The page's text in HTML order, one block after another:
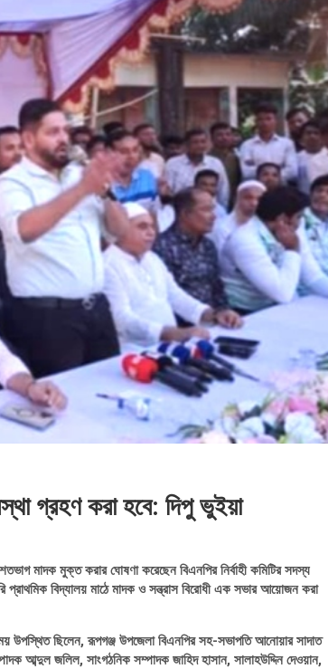
গ্রহণ করা হবে: দিপু ভুইয়া
মাদক মুক্ত করার ঘোষণা করেছেন বিএনপির নির্বাহী কমিটির সদস্য
প্রাথমিক বিদ্যালয় মাঠে মাদক ও সন্ত্রাস বিরোধী এক সভার আয়োজন করা
ছিলেন, রূপগঞ্জ উপজেলা বিএনপির সহ-সভাপতি আনোয়ার সাদাত
আব্দুল জলিল, সাংগঠনিক সম্পাদক জাহিদ হাসান, সালাহউদ্দিন দেওয়ান,